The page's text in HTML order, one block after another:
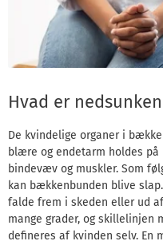
Hvad er
De kvindelige organer i
blære og endetarm holdes
bindevæv og muskler. Som
kan bækkenbunden blive
falde frem i skeden eller ud
mange grader, og skillelinjen
defineres af kvinden selv. En